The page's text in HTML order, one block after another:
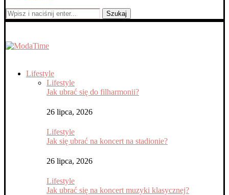
Szukaj
Lifestyle
Lifestyle
Jak ubrać się do filharmonii?
26 lipca, 2026
Lifestyle
Jak się ubrać na koncert na stadionie?
26 lipca, 2026
Lifestyle
Jak ubrać się na koncert muzyki klasycznej?